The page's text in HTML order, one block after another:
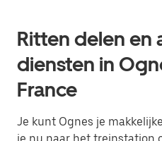
Ritten delen en
diensten in
France
Je kunt Ognes je